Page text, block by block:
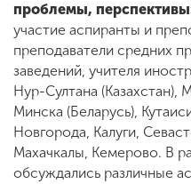
проблемы,
участие аспиранты и
преподаватели средних
заведений, учителя
Нур-Султана (Казахстан),
Минска (Беларусь),
Новгорода, Калуги,
Махачкалы, Кемерово. В
обсуждались различные